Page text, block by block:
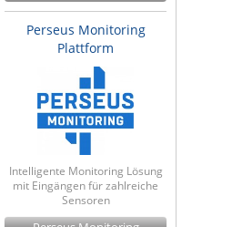
Perseus Monitoring
Plattform
Intelligente Monitoring Lösung
mit Eingängen für zahlreiche
Sensoren